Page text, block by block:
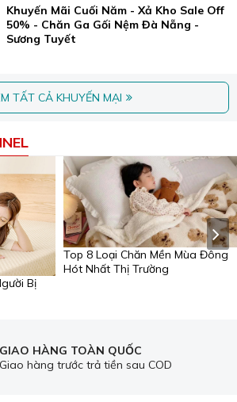
cũng chuyên may rèm, nệm ghế, các vật
hàng chuyên may đo trực tiếp theo
với máy may hiện đại, nhân lực
sàng đáp ứng các nhu cầu đặt hàng
đại trà đến cao cấp.
kết với khách hàng:
ga gối đệm chất lượng kém, hàng giả,
liệu tốt và thân thiện nhất với
ga gối đệm luôn cạnh tranh tốt nhất
nhân viên sẵn sàng hỗ trợ tư vấn.
Khuyến Mãi Cuối Năm - Xả Kho Sale Off
50% - Chăn Ga Gối Nệm Đà Nẵng -
Sương Tuyết
TẤT CẢ KHUYẾN MẠI
Bị
Top 8 Loại Chăn Mền Mùa Đông
Hót Nhất Thị Trường
GIAO HÀNG TOÀN QUỐC
Giao hàng trước trả tiền sau COD